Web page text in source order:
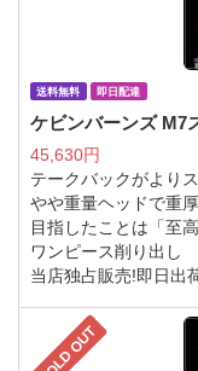
送料無料 即日配達
ケビンバーンズ M7
45,630円
テークバックがより
やや重量ヘッドで重
目指したことは「至高
ワンピース削り出し
当店独占販売!即日出
SOLD OUT